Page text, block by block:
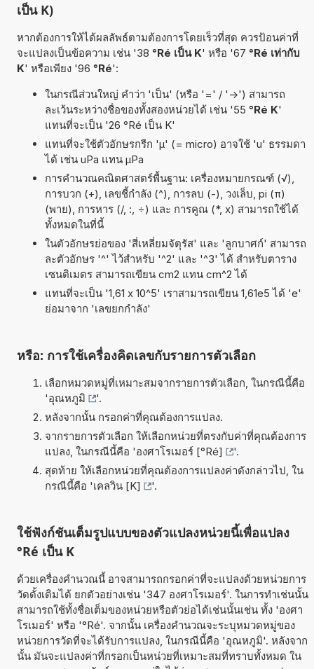
เป็น K)
หากต้องการให้ได้ผลลัพธ์ตามต้องการโดยเร็วที่สุด ควรป้อนค่าที่
จะแปลงเป็นข้อความ เช่น '38 °Ré เป็น K' หรือ '67 °Ré เท่ากับ
K' หรือเพียง '96 °Ré':
ในกรณีส่วนใหญ่ คำว่า 'เป็น' (หรือ '=' / '->') สามารถ
ละเว้นระหว่างชื่อของทั้งสองหน่วยได้ เช่น '55 °Ré K'
แทนที่จะเป็น '26 °Ré เป็น K'
แทนที่จะใช้ตัวอักษรกรีก 'µ' (= micro) อาจใช้ 'u' ธรรมดา
ได้ เช่น uPa แทน µPa
การคำนวณคณิตศาสตร์พื้นฐาน: เครื่องหมายกรณฑ์ (√),
การบวก (+), เลขชี้กำลัง (^), การลบ (-), วงเล็บ, pi (π)
(พาย), การหาร (/, :, ÷) และ การคูณ (*, x) สามารถใช้ได้
ทั้งหมดในที่นี้
ในตัวอักษรย่อของ 'สี่เหลี่ยมจัตุรัส' และ 'ลูกบาศก์' สามารถ
ละตัวอักษร '^' ไว้สำหรับ '^2' และ '^3' ได้ สำหรับตาราง
เซนติเมตร สามารถเขียน cm2 แทน cm^2 ได้
แทนที่จะเป็น '1,61 x 10^5' เราสามารถเขียน 1,61e5 ได้ 'e'
ย่อมาจาก 'เลขยกกำลัง'
หรือ: การใช้เครื่องคิดเลขกับรายการตัวเลือก
เลือกหมวดหมู่ที่เหมาะสมจากรายการตัวเลือก, ในกรณีนี้คือ
'อุณหภูมิ
'.
หลังจากนั้น กรอกค่าที่คุณต้องการแปลง.
จากรายการตัวเลือก ให้เลือกหน่วยที่ตรงกับค่าที่คุณต้องการ
แปลง, ในกรณีนี้คือ 'องศาโรเมอร์ [°Ré]
'.
สุดท้าย ให้เลือกหน่วยที่คุณต้องการแปลงค่าดังกล่าวไป, ใน
กรณีนี้คือ 'เคลวิน [K] '.
ใช้ฟังก์ชันเต็มรูปแบบของตัวแปลงหน่วยนี้เพื่อแปลง
°Ré เป็น K
ด้วยเครื่องคำนวณนี้ อาจสามารถกรอกค่าที่จะแปลงด้วยหน่วยการ
วัดดั้งเดิมได้ ยกตัวอย่างเช่น '347 องศาโรเมอร์'. ในการทำเช่นนั้น
สามารถใช้ทั้งชื่อเต็มของหน่วยหรือตัวย่อได้เช่นนั้นเช่น ทั้ง 'องศา
โรเมอร์' หรือ '°Ré'. จากนั้น เครื่องคำนวณจะระบุหมวดหมู่ของ
หน่วยการวัดที่จะได้รับการแปลง, ในกรณีนี้คือ 'อุณหภูมิ'. หลังจาก
นั้น มันจะแปลงค่าที่กรอกเป็นหน่วยที่เหมาะสมที่ทราบทั้งหมด ใน